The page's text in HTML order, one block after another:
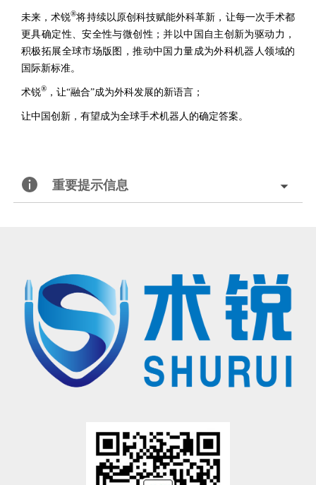
未来，术锐®将持续以原创科技赋能外科革新，让每一次手术都
更具确定性、安全性与微创性；并以中国自主创新为驱动力，
积极拓展全球市场版图，推动中国力量成为外科机器人领域的
国际新标准。
术锐® ，让“融合”成为外科发展的新语言；
让中国创新，有望成为全球手术机器人的确定答案。
重要提示信息
的手术操作，请联系北京术锐 机器人股份 有限公司，参加术锐的官方培训计划。患者若想参加术锐 机器人的
注册临床试验，请联系术锐官方合作医院，咨询医生，以确定是否适合术锐®机器人的手术。医生和患者应仔
细了解有关术锐®机器人执行手术及其可能风险的所有信息。
、SHURUI®等是北京术锐机器人股份 有限公司所拥有的注册商标，未经许可，不得使用。